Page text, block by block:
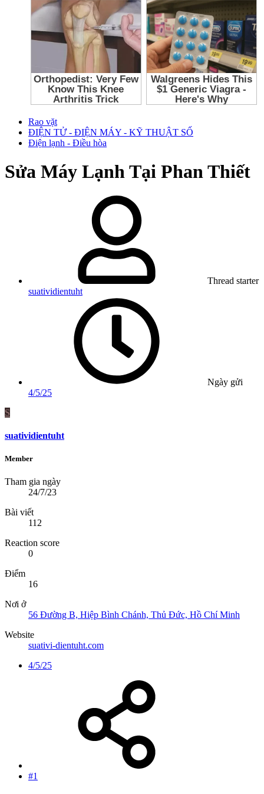
Rao vặt
ĐIỆN TỬ - ĐIỆN MÁY - KỸ THUẬT SỐ
Điện lạnh - Điều hòa
Sửa Máy Lạnh Tại Phan Thiết
Thread starter
suatividientuht
Ngày gửi
4/5/25
S
suatividientuht
Member
Tham gia ngày
24/7/23
Bài viết
112
Reaction score
0
Điểm
16
Nơi ở
56 Đường B, Hiệp Bình Chánh, Thủ Đức, Hồ Chí Minh
Website
suativi-dientuht.com
4/5/25
#1